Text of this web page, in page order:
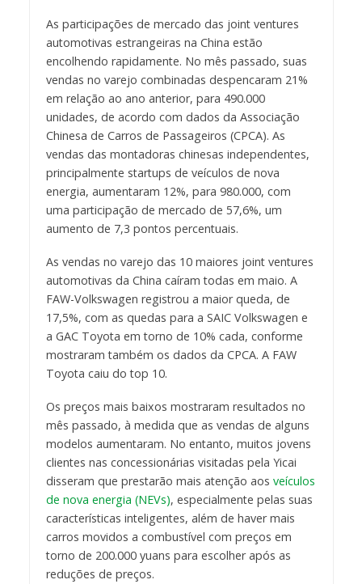
As participações de mercado das joint ventures
automotivas estrangeiras na China estão
encolhendo rapidamente. No mês passado, suas
vendas no varejo combinadas despencaram 21%
em relação ao ano anterior, para 490.000
unidades, de acordo com dados da Associação
Chinesa de Carros de Passageiros (CPCA). As
vendas das montadoras chinesas independentes,
principalmente startups de veículos de nova
energia, aumentaram 12%, para 980.000, com
uma participação de mercado de 57,6%, um
aumento de 7,3 pontos percentuais.
As vendas no varejo das 10 maiores joint ventures
automotivas da China caíram todas em maio. A
FAW-Volkswagen registrou a maior queda, de
17,5%, com as quedas para a SAIC Volkswagen e
a GAC Toyota em torno de 10% cada, conforme
mostraram também os dados da CPCA. A FAW
Toyota caiu do top 10.
Os preços mais baixos mostraram resultados no
mês passado, à medida que as vendas de alguns
modelos aumentaram. No entanto, muitos jovens
clientes nas concessionárias visitadas pela Yicai
disseram que prestarão mais atenção aos veículos
de nova energia (NEVs), especialmente pelas suas
características inteligentes, além de haver mais
carros movidos a combustível com preços em
torno de 200.000 yuans para escolher após as
reduções de preços.